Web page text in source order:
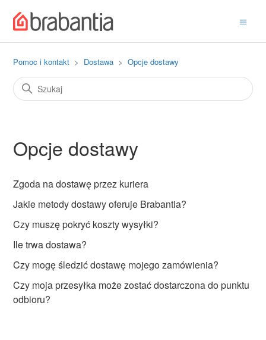
Pomoc i kontakt Dostawa Opcje dostawy
Opcje dostawy
Zgoda na dostawę przez kuriera
Jakie metody dostawy oferuje Brabantia?
Czy muszę pokryć koszty wysyłki?
Ile trwa dostawa?
Czy mogę śledzić dostawę mojego zamówienia?
Czy moja przesyłka może zostać dostarczona do punktu
odbioru?